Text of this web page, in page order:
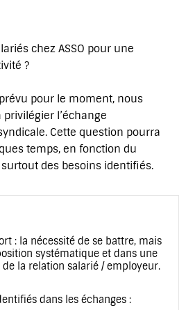
chez ASSO pour une
?
pour le moment, nous
l’échange
Cette question pourra
temps, en fonction du
des besoins identifiés.
: la nécessité de se battre, mais
systématique et dans une
la relation salarié / employeur.
dans les échanges :